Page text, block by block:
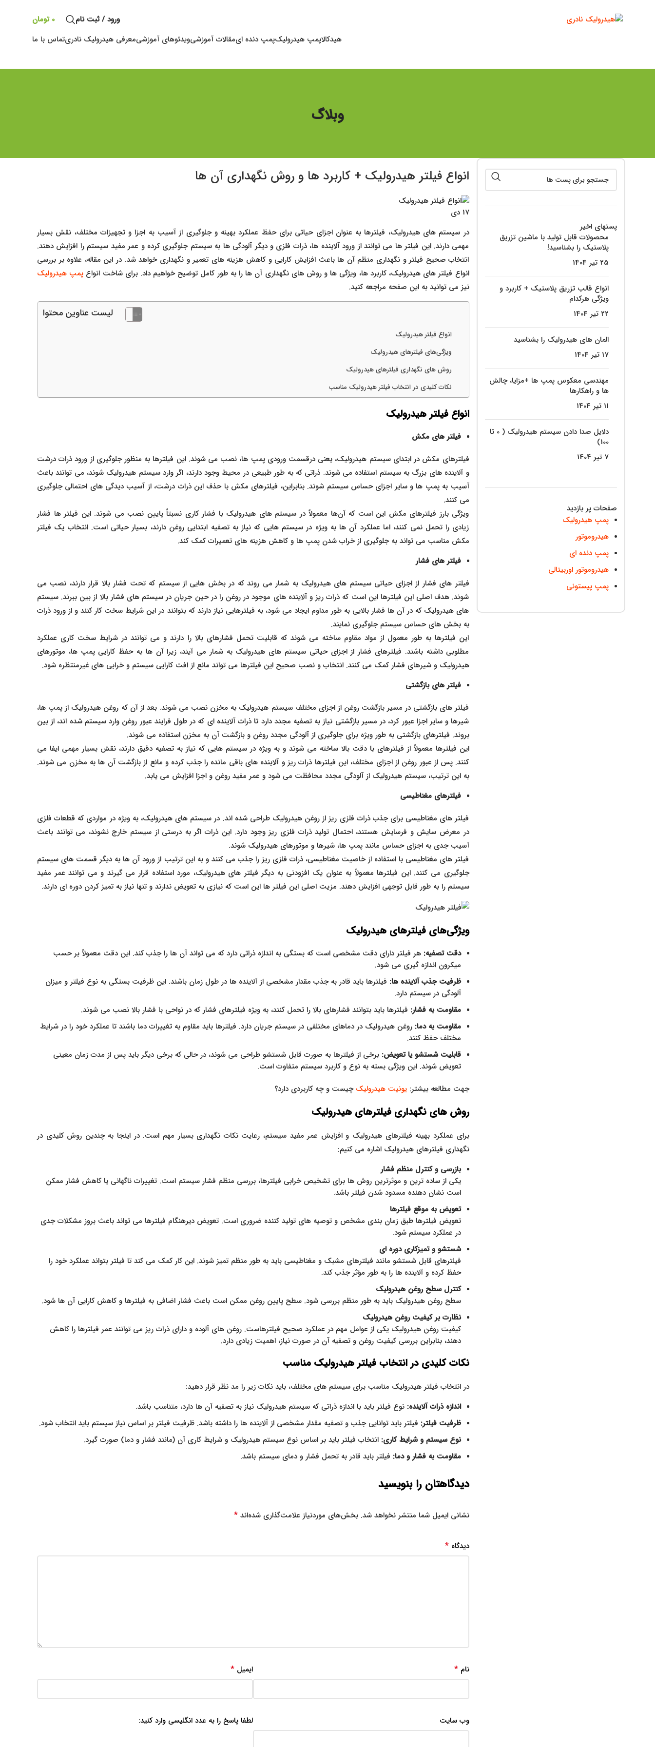
ورود / ثبت نام 0 تومان
هیدکالاپمپ هیدرولیکپمپ دنده ایمقالات آموزشیویدئوهای آموزشیمعرفی هیدرولیک نادریتماس با ما
وبلاگ
انواع فیلتر هیدرولیک + کاربرد ها و روش نگهداری آن ها
17 دی
در سیستم‌ های هیدرولیک، فیلترها به‌ عنوان اجزای حیاتی برای حفظ عملکرد بهینه و جلوگیری از آسیب به اجزا و تجهیزات مختلف، نقش بسیار
مهمی دارند. این فیلتر ها می‌ توانند از ورود آلاینده‌ ها، ذرات فلزی و دیگر آلودگی‌ ها به سیستم جلوگیری کرده و عمر مفید سیستم را افزایش دهند.
انتخاب صحیح فیلتر و نگهداری منظم آن‌ ها باعث افزایش کارایی و کاهش هزینه‌ های تعمیر و نگهداری خواهد شد. در این مقاله، علاوه بر بررسی
انواع فیلتر های هیدرولیک، کاربرد ها، ویژگی‌ ها و روش‌ های نگهداری آن‌ ها را به‌ طور کامل توضیح خواهیم داد. برای شاخت انواع پمپ هیدرولیک
نیز می توانید به این صفحه مراجعه کنید.
لیست عناوین محتوا
انواع فیلتر هیدرولیک
ویژگی‌های فیلترهای هیدرولیک
روش‌ های نگهداری فیلترهای هیدرولیک
نکات کلیدی در انتخاب فیلتر هیدرولیک مناسب
انواع فیلتر هیدرولیک
فیلتر های مکش
فیلترهای مکش در ابتدای سیستم هیدرولیک، یعنی درقسمت ورودی پمپ‌ ها، نصب می‌ شوند. این فیلترها به‌ منظور جلوگیری از ورود ذرات درشت
و آلاینده‌ های بزرگ به سیستم استفاده می‌ شوند. ذراتی که به‌ طور طبیعی در محیط وجود دارند، اگر وارد سیستم هیدرولیک شوند، می‌ توانند باعث
آسیب به پمپ‌ ها و سایر اجزای حساس سیستم شوند. بنابراین، فیلترهای مکش با حذف این ذرات درشت، از آسیب‌ دیدگی‌ های احتمالی جلوگیری
می‌ کنند.
ویژگی بارز فیلترهای مکش این است که آن‌ها معمولاً در سیستم‌ های هیدرولیک با فشار کاری نسبتاً پایین نصب می‌ شوند. این فیلتر ها فشار
زیادی را تحمل نمی‌ کنند، اما عملکرد آن‌ ها به‌ ویژه در سیستم‌ هایی که نیاز به تصفیه ابتدایی روغن دارند، بسیار حیاتی است. انتخاب یک فیلتر
مکش مناسب می‌ تواند به جلوگیری از خراب شدن پمپ‌ ها و کاهش هزینه‌ های تعمیرات کمک کند.
فیلتر های فشار
فیلتر های فشار از اجزای حیاتی سیستم‌ های هیدرولیک به شمار می‌ روند که در بخش‌ هایی از سیستم که تحت فشار بالا قرار دارند، نصب می‌
شوند. هدف اصلی این فیلترها این است که ذرات ریز و آلاینده‌ های موجود در روغن را در حین جریان در سیستم‌ های فشار بالا از بین ببرند. سیستم‌
های هیدرولیک که در آن‌ ها فشار بالایی به‌ طور مداوم ایجاد می‌ شود، به فیلترهایی نیاز دارند که بتوانند در این شرایط سخت کار کنند و از ورود ذرات
به بخش‌ های حساس سیستم جلوگیری نمایند.
این فیلترها به‌ طور معمول از مواد مقاوم ساخته می‌ شوند که قابلیت تحمل فشارهای بالا را دارند و می‌ توانند در شرایط سخت کاری عملکرد
مطلوبی داشته باشند. فیلترهای فشار از اجزای حیاتی سیستم‌ های هیدرولیک به شمار می‌ آیند، زیرا آن‌ ها به حفظ کارایی پمپ‌ ها، موتورهای
هیدرولیک و شیرهای فشار کمک می‌ کنند. انتخاب و نصب صحیح این فیلترها می‌ تواند مانع از افت کارایی سیستم و خرابی‌ های غیرمنتظره شود.
فیلتر های بازگشتی
فیلتر های بازگشتی در مسیر بازگشت روغن از اجزای مختلف سیستم هیدرولیک به مخزن نصب می‌ شوند. بعد از آن که روغن هیدرولیک از پمپ‌ ها،
شیرها و سایر اجزا عبور کرد، در مسیر بازگشتی نیاز به تصفیه مجدد دارد تا ذرات آلاینده‌ ای که در طول فرایند عبور روغن وارد سیستم شده‌ اند، از بین
بروند. فیلترهای بازگشتی به‌ طور ویژه برای جلوگیری از آلودگی مجدد روغن و بازگشت آن به مخزن استفاده می‌ شوند.
این فیلترها معمولاً از فیلترهای با دقت بالا ساخته می‌ شوند و به‌ ویژه در سیستم‌ هایی که نیاز به تصفیه دقیق دارند، نقش بسیار مهمی ایفا می‌
کنند. پس از عبور روغن از اجزای مختلف، این فیلترها ذرات ریز و آلاینده‌ های باقی‌ مانده را جذب کرده و مانع از بازگشت آن‌ ها به مخزن می‌ شوند.
به این ترتیب، سیستم هیدرولیک از آلودگی مجدد محافظت می‌ شود و عمر مفید روغن و اجزا افزایش می‌ یابد.
فیلترهای مغناطیسی
فیلتر های مغناطیسی برای جذب ذرات فلزی ریز از روغن هیدرولیک طراحی شده‌ اند. در سیستم‌ های هیدرولیک، به‌ ویژه در مواردی که قطعات فلزی
در معرض سایش و فرسایش هستند، احتمال تولید ذرات فلزی ریز وجود دارد. این ذرات اگر به‌ درستی از سیستم خارج نشوند، می‌ توانند باعث
آسیب جدی به اجزای حساس مانند پمپ‌ ها، شیرها و موتورهای هیدرولیک شوند.
فیلتر های مغناطیسی با استفاده از خاصیت مغناطیسی، ذرات فلزی ریز را جذب می‌ کنند و به این ترتیب از ورود آن‌ ها به دیگر قسمت‌ های سیستم
جلوگیری می‌ کنند. این فیلترها معمولاً به‌ عنوان یک افزودنی به دیگر فیلتر های هیدرولیک، مورد استفاده قرار می‌ گیرند و می‌ توانند عمر مفید
سیستم را به‌ طور قابل توجهی افزایش دهند. مزیت اصلی این فیلتر ها این است که نیازی به تعویض ندارند و تنها نیاز به تمیز کردن دوره‌ ای دارند.
ویژگی‌های فیلترهای هیدرولیک
دقت تصفیه: هر فیلتر دارای دقت مشخصی است که بستگی به اندازه ذراتی دارد که می‌ تواند آن‌ ها را جذب کند. این دقت معمولاً بر حسب
میکرون اندازه‌ گیری می‌ شود.
ظرفیت جذب آلاینده‌ ها: فیلترها باید قادر به جذب مقدار مشخصی از آلاینده‌ ها در طول زمان باشند. این ظرفیت بستگی به نوع فیلتر و میزان
آلودگی در سیستم دارد.
مقاومت به فشار: فیلترها باید بتوانند فشارهای بالا را تحمل کنند، به‌ ویژه فیلترهای فشار که در نواحی با فشار بالا نصب می‌ شوند.
مقاومت به دما: روغن هیدرولیک در دماهای مختلفی در سیستم جریان دارد. فیلترها باید مقاوم به تغییرات دما باشند تا عملکرد خود را در شرایط
مختلف حفظ کنند.
قابلیت شستشو یا تعویض: برخی از فیلترها به‌ صورت قابل شستشو طراحی می‌ شوند، در حالی که برخی دیگر باید پس از مدت زمان معینی
تعویض شوند. این ویژگی بسته به نوع و کاربرد سیستم متفاوت است.
جهت مطالعه بیشتر:یونیت هیدرولیک چیست و چه کاربردی دارد؟
روش‌ های نگهداری فیلترهای هیدرولیک
برای عملکرد بهینه فیلترهای هیدرولیک و افزایش عمر مفید سیستم، رعایت نکات نگهداری بسیار مهم است. در اینجا به چندین روش کلیدی در
نگهداری فیلترهای هیدرولیک اشاره می‌ کنیم:
بازرسی و کنترل منظم فشار
یکی از ساده‌ ترین و موثرترین روش‌ ها برای تشخیص خرابی فیلترها، بررسی منظم فشار سیستم است. تغییرات ناگهانی یا کاهش فشار ممکن
است نشان‌ دهنده مسدود شدن فیلتر باشد.
تعویض به‌ موقع فیلترها
تعویض فیلترها طبق زمان‌ بندی مشخص و توصیه‌ های تولید کننده ضروری است. تعویض دیرهنگام فیلترها می‌ تواند باعث بروز مشکلات جدی
در عملکرد سیستم شود.
شستشو و تمیزکاری دوره‌ ای
فیلترهای قابل شستشو مانند فیلترهای مشبک و مغناطیسی باید به‌ طور منظم تمیز شوند. این کار کمک می‌ کند تا فیلتر بتواند عملکرد خود را
حفظ کرده و آلاینده‌ ها را به‌ طور مؤثر جذب کند.
کنترل سطح روغن هیدرولیک
سطح روغن هیدرولیک باید به‌ طور منظم بررسی شود. سطح پایین روغن ممکن است باعث فشار اضافی به فیلترها و کاهش کارایی آن‌ ها شود.
نظارت بر کیفیت روغن هیدرولیک
کیفیت روغن هیدرولیک یکی از عوامل مهم در عملکرد صحیح فیلترهاست. روغن‌ های آلوده و دارای ذرات ریز می‌ توانند عمر فیلترها را کاهش
دهند، بنابراین بررسی کیفیت روغن و تصفیه آن در صورت نیاز، اهمیت زیادی دارد.
نکات کلیدی در انتخاب فیلتر هیدرولیک مناسب
در انتخاب فیلتر هیدرولیک مناسب برای سیستم‌ های مختلف، باید نکات زیر را مد نظر قرار دهید:
اندازه ذرات آلاینده: نوع فیلتر باید با اندازه ذراتی که سیستم هیدرولیک نیاز به تصفیه آن‌ ها دارد، متناسب باشد.
ظرفیت فیلتر: فیلتر باید توانایی جذب و تصفیه مقدار مشخصی از آلاینده‌ ها را داشته باشد. ظرفیت فیلتر بر اساس نیاز سیستم باید انتخاب شود.
نوع سیستم و شرایط کاری: انتخاب فیلتر باید بر اساس نوع سیستم هیدرولیک و شرایط کاری آن (مانند فشار و دما) صورت گیرد.
مقاومت به فشار و دما: فیلتر باید قادر به تحمل فشار و دمای سیستم باشد.
دیدگاهتان را بنویسید
نشانی ایمیل شما منتشر نخواهد شد. بخش‌های موردنیاز علامت‌گذاری شده‌اند*
دیدگاه*
نام* ایمیل *
وب‌ سایت لطفا پاسخ را به عدد انگلیسی وارد کنید:
پستهای اخیر
محصولات قابل تولید با ماشین تزریق
پلاستیک را بشناسید!
25 تیر 1404
انواع قالب تزریق پلاستیک + کاربرد و
ویژگی هرکدام
22 تیر 1404
المان های هیدرولیک را بشناسید
17 تیر 1404
مهندسی معکوس پمپ ها +مزایا، چالش
ها و راهکارها
11 تیر 1404
دلایل صدا دادن سیستم هیدرولیک ( 0 تا
100)
7 تیر 1404
صفحات پر بازدید
پمپ هیدرولیک
هیدروموتور
پمپ دنده ای
هیدروموتور اوربیتالی
پمپ پیستونی